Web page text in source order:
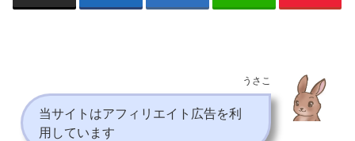
うさこ
当サイトはアフィリエイト広告を利
用しています